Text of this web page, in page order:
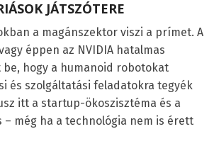
JÁTSZÓTERE
a magánszektor viszi a prímet. A
éppen az NVIDIA hatalmas
hogy a humanoid robotokat
és szolgáltatási feladatokra tegyék
itt a startup-ökoszisztéma és a
– még ha a technológia nem is érett